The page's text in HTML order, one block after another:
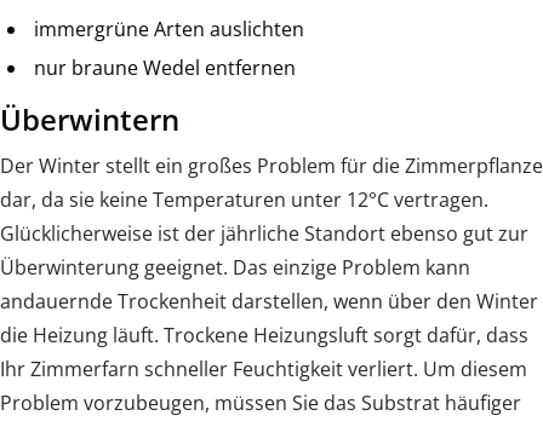
immergrüne Arten auslichten
nur braune Wedel entfernen
Überwintern
Der Winter stellt ein großes Problem für die Zimmerpflanze
dar, da sie keine Temperaturen unter 12°C vertragen.
Glücklicherweise ist der jährliche Standort ebenso gut zur
Überwinterung geeignet. Das einzige Problem kann
andauernde Trockenheit darstellen, wenn über den Winter
die Heizung läuft. Trockene Heizungsluft sorgt dafür, dass
Ihr Zimmerfarn schneller Feuchtigkeit verliert. Um diesem
Problem vorzubeugen, müssen Sie das Substrat häufiger